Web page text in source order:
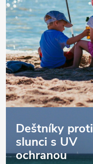
Deštníky proti
slunci s UV
ochranou